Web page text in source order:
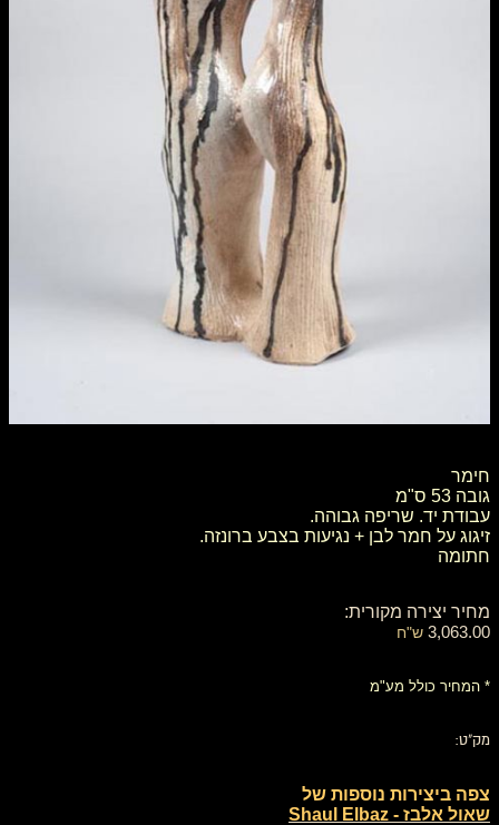
חימר
גובה 53 ס"מ
עבודת יד. שריפה גבוהה.
זיגוג על חמר לבן + נגיעות בצבע ברונזה.
חתומה
מחיר יצירה מקורית:
3,063.00 ש"ח
* המחיר כולל מע"מ
מק"ט:
צפה ביצירות נוספות של
שאול אלבז - Shaul Elbaz